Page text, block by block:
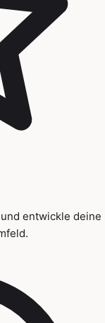
entwickle deine